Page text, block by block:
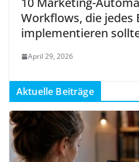
Workflows, die jedes
implementieren
April 29, 2026
Aktuelle Beiträge